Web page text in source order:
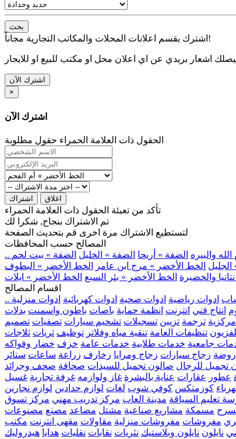
بحث
اشترك بقسم اعلانات المحلات والمكاتب التجارية مجاناً!
اشعار بريدي عن اي اعلان محل او مكتب للبيع او للايجار
اشترك الآن
×
اشترك الآن
الحقول ذات العلامة الحمراء حقول مطلوبة
اشتراك اغلاق
تأكد من تعبئة الحقول ذات العلامة الحمراء
تم الاشتراك بنجاح, شكرا لك
لتستطيع الاشتراك مرة اخرى قم بتحديث الصفحة
المصالح حسب المحافظات
والبيره الضفة » أريحا الضفة » الخليل الضفة » بيت لحم
الخط الأخضر » مرج ابن عامر
الخط الأخضر » البطوف
والخضيرة الخط الأخضر » بئر السبع الخط الأخضر » ايلات
اقسام المصالح
ادوات رياضية ادوات صحية ادوات كهربائية ادوات منزلية
انتاج فني انترنت انظمة حماية باصات باطون واسمنت بدلات
ترجمة تزيين تسجيلات تشحيم سيارات تصفيات تصميم
تنظيفات العامة تنقية مياه وفلاتر توظيف ثريات ثلاجات
جامعية خدمات طلابية خدمات عامة خزف خضار وفواكه
روضة زجاج سيارات زجاج ومرايا زخارف زراعة ساعات ستائر
تجميل للرجال صالون تجميل للسيدات صحافة صحف وجرائد
عطور عقارات عناية بالبشرة غاز ولوازمه غرفة تجارية غسيل
كوزمتكس كوفي شوب لغات لوازم حدادين لوازم نجارين
تعليم السياقة مدينة العاب مركز تدريب مهني مركز تسوق
مسمكة مشاريع صناعية مشتل مصاعد مصنع مصنوعات
مفروشات مفروشات منزلية مقاولات مقهى انترنت مكتب
نايلون نايلون وبلاستيك نثريات نقابات نقليات هدايا هيدروليك